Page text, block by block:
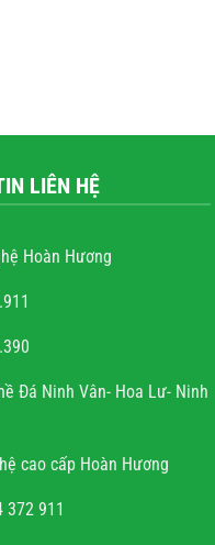
tế,
nguyễn văn
việc về đích đúng hẹn,
LIÊN HỆ
Hoàn Hương
Đá Ninh Vân- Hoa Lư- Ninh
cao cấp Hoàn Hương
372 911